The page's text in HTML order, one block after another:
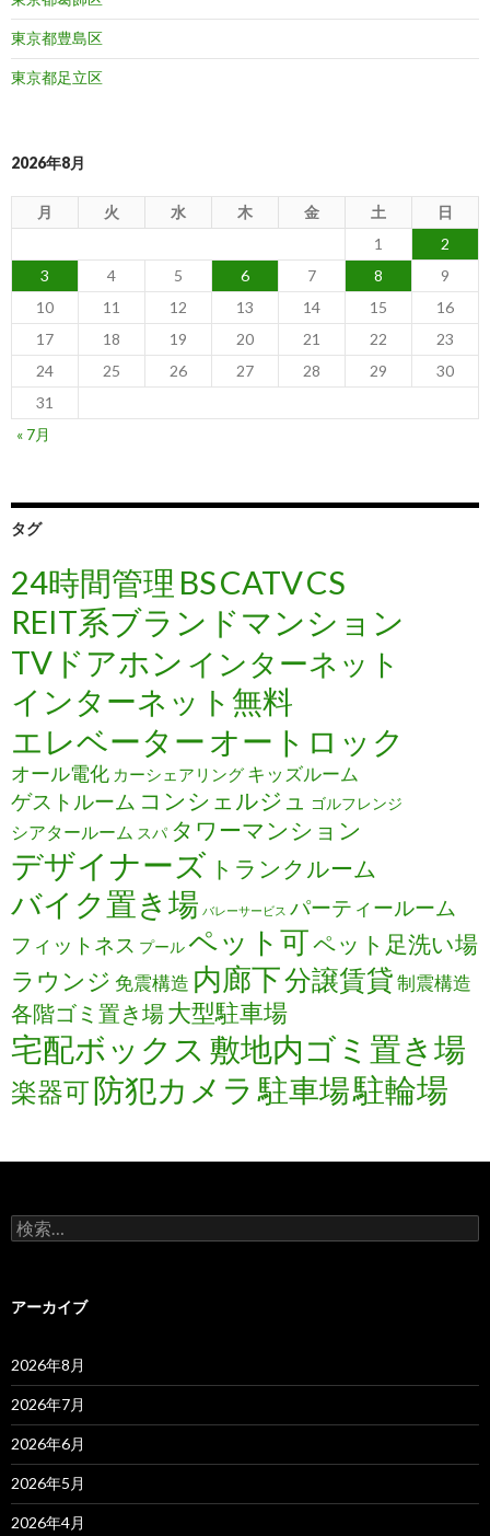
東京都豊島区
東京都足立区
2026年8月
月 火 水 木 金 土
日
1
2
3
4 5 6 7 8
9
10
11 12 13 14 15
16
17
18 19 20 21 22
23
24
25 26 27 28 29
30
31
« 7月
タグ
24時間管理 BSCATVCS
REIT系ブランドマンション
TVドアホン インターネット
インターネット無料
エレベーター オートロック
オール電化 カーシェアリング キッズルーム
ゲストルーム コンシェルジュ ゴルフレンジ
シアタールーム スパ タワーマンション
デザイナーズ トランクルーム
バイク置き場 バレーサービス パーティールーム
フィットネス プールペット可ペット足洗い場
ラウンジ 免震構造 内廊下分譲賃貸制震構造
各階ゴミ置き場大型駐車場
宅配ボックス 敷地内ゴミ置き場
楽器可防犯カメラ 駐車場駐輪場
検
索:
アーカイブ
2026年8月
2026年7月
2026年6月
2026年5月
2026年4月